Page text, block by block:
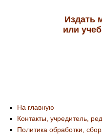
Издать
или
На главную
Контакты, учредитель,
Политика обработки,